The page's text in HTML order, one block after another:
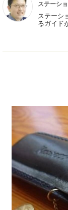
ステーシ
ステーシ
るガイド